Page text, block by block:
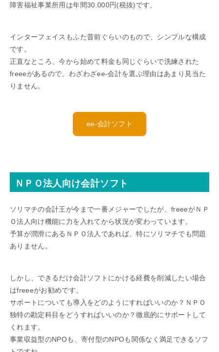
障害福祉事業所用は年間30.000円(税抜)です。
インターフェイスもふた昔前ぐらいのもので、シンプルな構成
です。
正直なところ、今から始めて料金も同じぐらいで洗練された
freeeがあるので、わざわざee-会計を選ぶ理由はあまり見当た
りません。
ee-会計ソフト
ＮＰＯ法人向け会計ソフト
ソリマチの会計王が今まで一番メジャーでしたが、freeeがＮＰ
Ｏ法人向け機能に力を入れてから状況が変わっています。
予算が潤滑にあるＮＰＯ法人であれば、特にソリマチでも問題
ありません。
しかし、できるだけ会計ソフトにかける経費を削減したい場合
はfreeeがお勧めです。
サポートについても導入をどのようにすればいいのか？ＮＰＯ
独特の勘定科目をどうすればいいのか？徹底的にサポートして
くれます。
事業収益型のNPOも、寄付型のNPOも関係なく満足できるソフ